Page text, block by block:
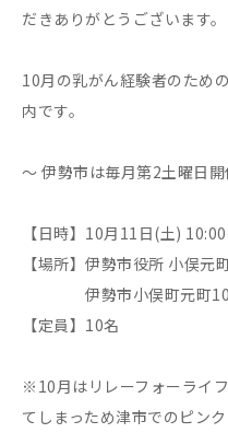
だきありがとうございます。
10月の乳がん経験者のため
内です。
〜 伊勢市は毎月第2土曜日開
【日時】10月11日(土)
【場所】伊勢市役所 小俣元
伊勢市小俣町元町
【定員】10名
※10月はリレーフォーライ
てしまっため津市でのピン